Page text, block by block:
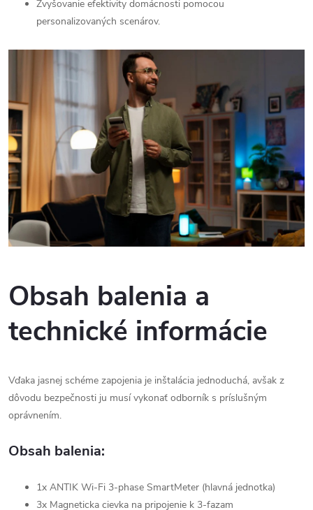
Zvyšovanie efektivity domácnosti pomocou
personalizovaných scenárov.
Obsah balenia a
technické informácie
Vďaka jasnej schéme zapojenia je inštalácia jednoduchá, avšak z
dôvodu bezpečnosti ju musí vykonať odborník s príslušným
oprávnením.
Obsah balenia:
1x ANTIK Wi-Fi 3-phase SmartMeter (hlavná jednotka)
3x Magneticka cievka na pripojenie k 3-fazam